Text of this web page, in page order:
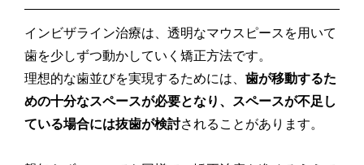
インビザライン治療は、透明なマウスピースを用いて
歯を少しずつ動かしていく矯正方法です。
理想的な歯並びを実現するためには、歯が移動するた
めの十分なスペースが必要となり、スペースが不足し
ている場合には抜歯が検討されることがあります。